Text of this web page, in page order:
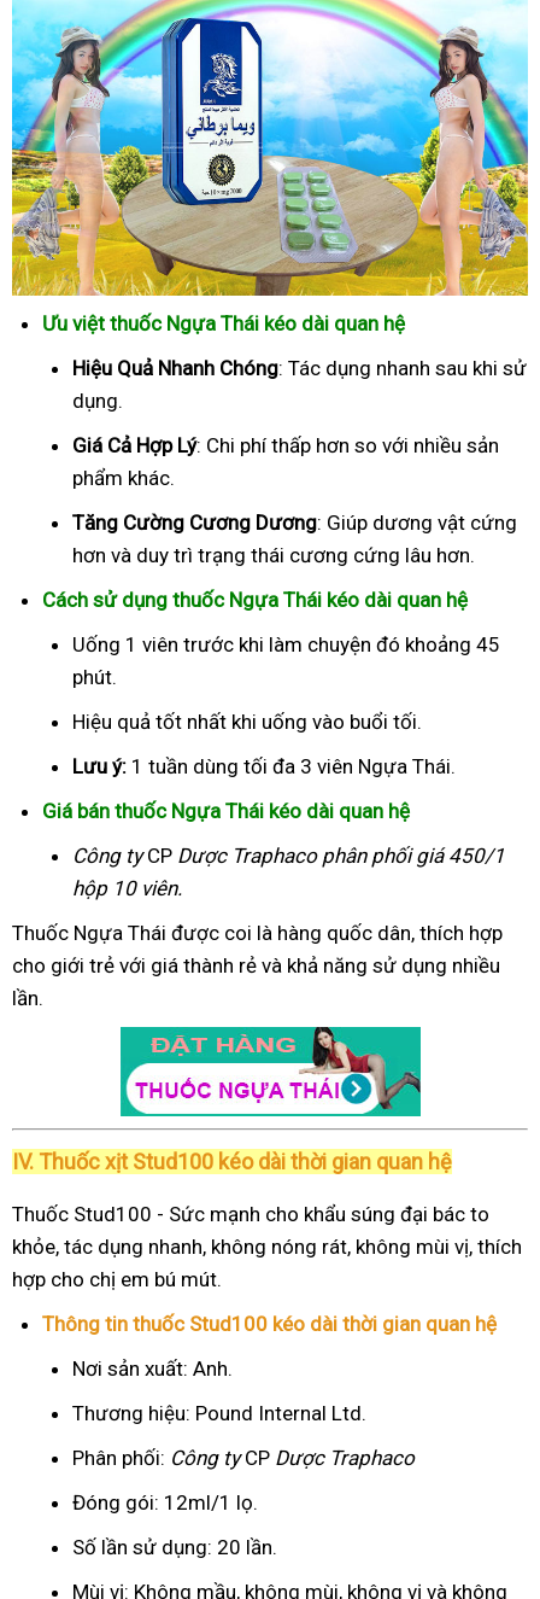
Ưu việt thuốc Ngựa Thái kéo dài quan hệ
Hiệu Quả Nhanh Chóng: Tác dụng nhanh sau khi sử
dụng.
Giá Cả Hợp Lý: Chi phí thấp hơn so với nhiều sản
phẩm khác.
Tăng Cường Cương Dương: Giúp dương vật cứng
hơn và duy trì trạng thái cương cứng lâu hơn.
Cách sử dụng thuốc Ngựa Thái kéo dài quan hệ
Uống 1 viên trước khi làm chuyện đó khoảng 45
phút.
Hiệu quả tốt nhất khi uống vào buổi tối.
Lưu ý: 1 tuần dùng tối đa 3 viên Ngựa Thái.
Giá bán thuốc Ngựa Thái kéo dài quan hệ
Công tyCP Dược Traphacophân phối giá 450/1
hộp 10 viên.
Thuốc Ngựa Thái được coi là hàng quốc dân, thích hợp
cho giới trẻ với giá thành rẻ và khả năng sử dụng nhiều
lần.
IV. Thuốc xịt Stud100 kéo dài thời gian quan hệ
Thuốc Stud100 - Sức mạnh cho khẩu súng đại bác to
khỏe, tác dụng nhanh, không nóng rát, không mùi vị, thích
hợp cho chị em bú mút.
Thông tin thuốc Stud100 kéo dài thời gian quan hệ
Nơi sản xuất: Anh.
Thương hiệu: Pound Internal Ltd.
Phân phối: Công tyCP Dược Traphaco
Đóng gói: 12ml/1 lọ.
Số lần sử dụng: 20 lần.
Mùi vị: Không mầu, không mùi, không vị và không